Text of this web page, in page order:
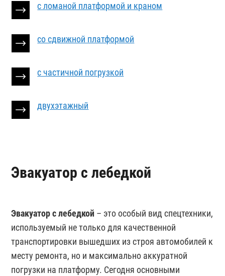
с ломаной платформой и краном
со сдвижной платформой
с частичной погрузкой
двухэтажный
Эвакуатор с лебедкой
Эвакуатор с лебедкой – это особый вид спецтехники,
используемый не только для качественной
транспортировки вышедших из строя автомобилей к
месту ремонта, но и максимально аккуратной
погрузки на платформу. Сегодня основными